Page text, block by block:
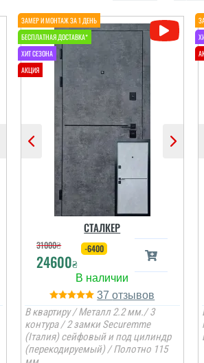
СТАЛКЕР
31000₴
24600₴
-6400
37
В квартиру / Металл 2.2 мм./ 3
контура / 2 замки Securemme
(Італия) сейфовый и под цилиндр
(перекодируемый) / Полотно 115